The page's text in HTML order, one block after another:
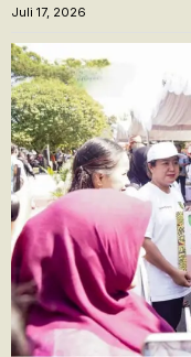
Juli 17, 2026